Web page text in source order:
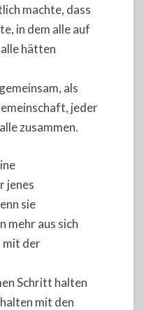
machte, dass
in dem alle auf
hätten
als
jeder
zusammen.
jenes
sie
mehr aus sich
mit der
Schritt halten
mit den